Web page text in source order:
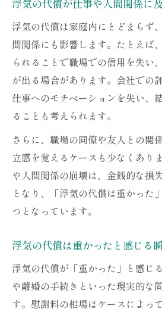
浮気の代償が仕事や人間関係に
浮気の代償は家庭内にとどまらず
間関係にも影響します。たとえば
られることで職場での信用を失い
が出る場合があります。会社での
仕事へのモチベーションを失い、
ることも考えられます。
さらに、職場の同僚や友人との関
立感を覚えるケースも少なくあり
や人間関係の崩壊は、金銭的な損
となり、「浮気の代償は重かった
つとなっています。
浮気の代償は重かったと感じる
浮気の代償が「重かった」と感じ
や離婚の手続きといった現実的な
す。慰謝料の相場はケースによっ